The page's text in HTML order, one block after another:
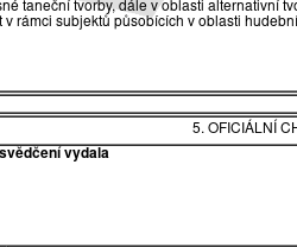
taneční tvorby, dále v oblasti alternativní
rámci subjektů působících v oblasti
5. OFICIÁLNÍ
vydala